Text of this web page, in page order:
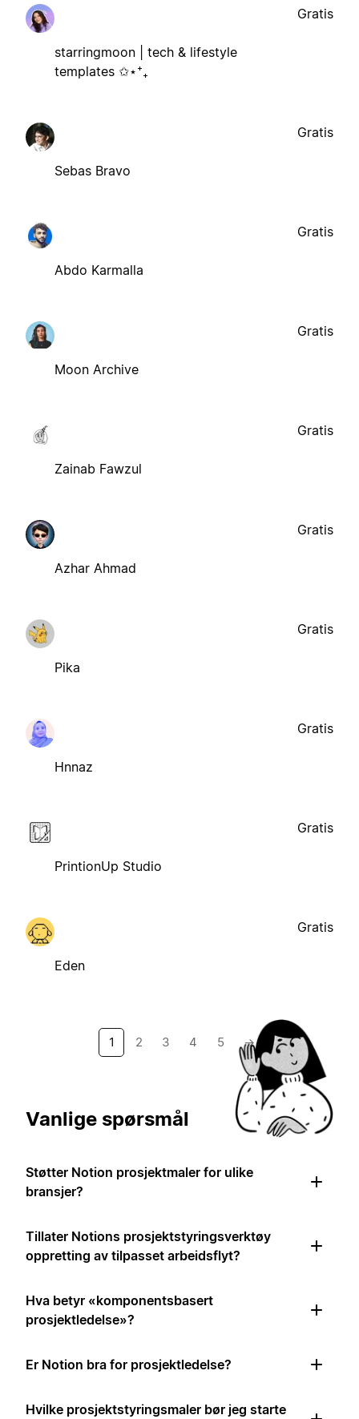
starringmoon | tech & lifestyle
templates ✩⋆⁺₊
Gratis
Sebas Bravo
Gratis
Abdo Karmalla
Gratis
Moon Archive
Gratis
Zainab Fawzul
Gratis
Azhar Ahmad
Gratis
Pika
Gratis
Hnnaz
Gratis
PrintionUp Studio
Gratis
Eden
Gratis
1 2 3 4 5 →
Vanlige spørsmål
Støtter Notion prosjektmaler for ulike
bransjer?
Tillater Notions prosjektstyringsverktøy
oppretting av tilpasset arbeidsflyt?
Hva betyr «komponentsbasert
prosjektledelse»?
Er Notion bra for prosjektledelse?
Hvilke prosjektstyringsmaler bør jeg starte